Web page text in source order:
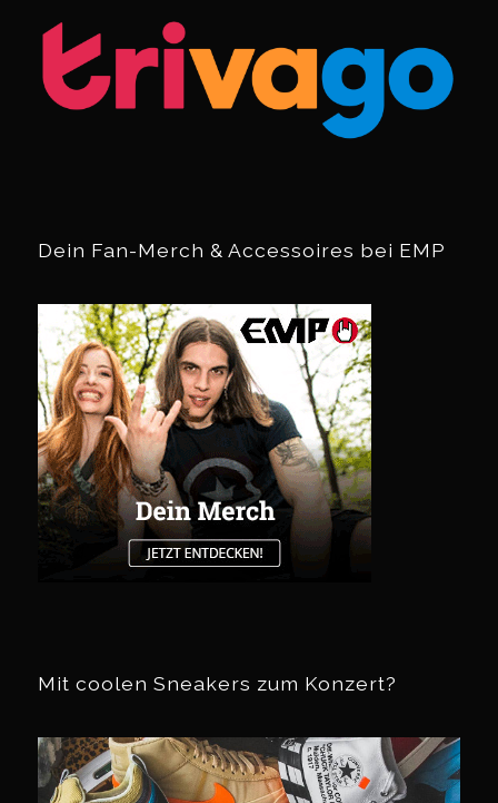
Dein Fan-Merch & Accessoires bei EMP
Mit coolen Sneakers zum Konzert?